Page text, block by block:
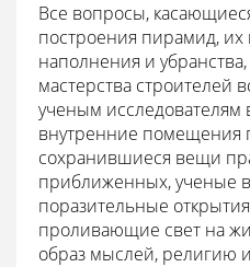
Все вопросы,
построения пирамид, их
наполнения и
мастерства строителей
ученым исследователям
внутренние помещения
сохранившиеся вещи
приближенных, ученые
поразительные
проливающие свет на
образ мыслей, религию и